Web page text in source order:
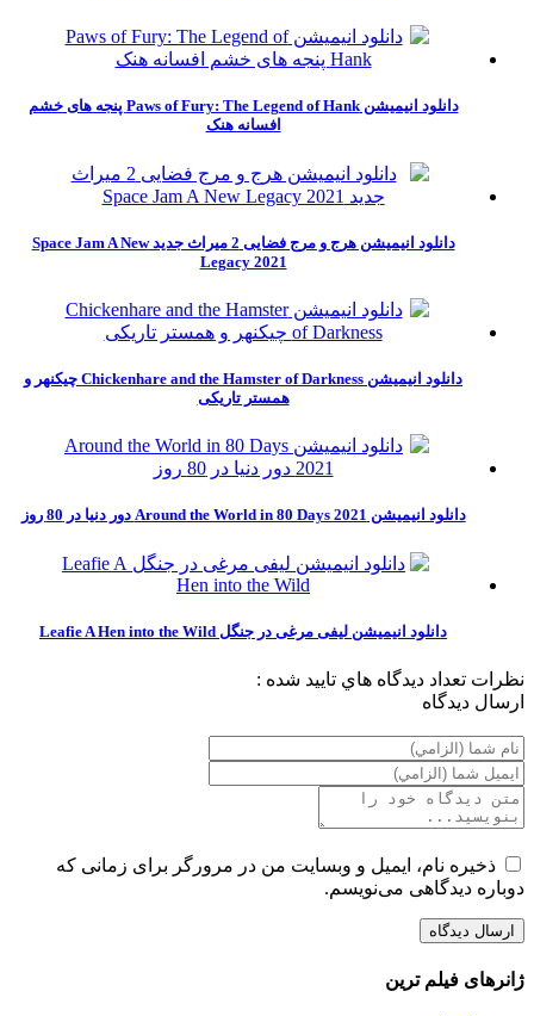
دانلود انیمیشن Paws of Fury: The Legend of Hank پنجه های خشم
افسانه هنک
دانلود انیمیشن هرج و مرج فضایی 2 میراث جدید Space Jam A New
Legacy 2021
دانلود انیمیشن Chickenhare and the Hamster of Darkness چیکنهر و
همستر تاریکی
دانلود انیمیشن Around the World in 80 Days 2021 دور دنیا در 80 روز
دانلود انیمیشن لیفی مرغی در جنگل Leafie A Hen into the Wild‎
نظرات تعداد ديدگاه هاي تاييد شده :
ارسال ديدگاه
ذخیره نام، ایمیل و وبسایت من در مرورگر برای زمانی که
دوباره دیدگاهی می‌نویسم.
ژانرهای فیلم ترین